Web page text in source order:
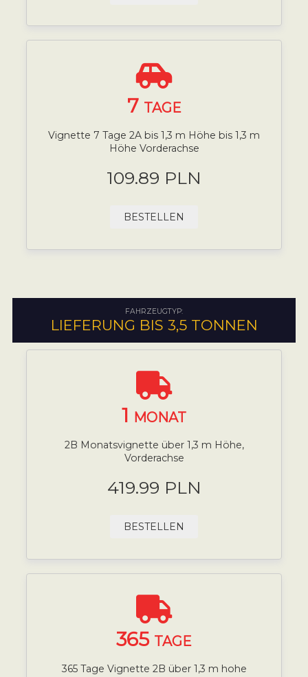
7 TAGE
Vignette 7 Tage 2A bis 1,3 m Höhe bis 1,3 m
Höhe Vorderachse
109.89 PLN
BESTELLEN
FAHRZEUGTYP:
LIEFERUNG BIS 3,5 TONNEN
1 MONAT
2B Monatsvignette über 1,3 m Höhe,
Vorderachse
419.99 PLN
BESTELLEN
365 TAGE
365 Tage Vignette 2B über 1,3 m hohe